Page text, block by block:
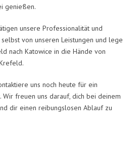
genießen.
unsere Professionalität und
von unseren Leistungen und lege
nach Katowice in die Hände von
uns noch heute für ein
freuen uns darauf, dich bei deinem
dir einen reibungslosen Ablauf zu